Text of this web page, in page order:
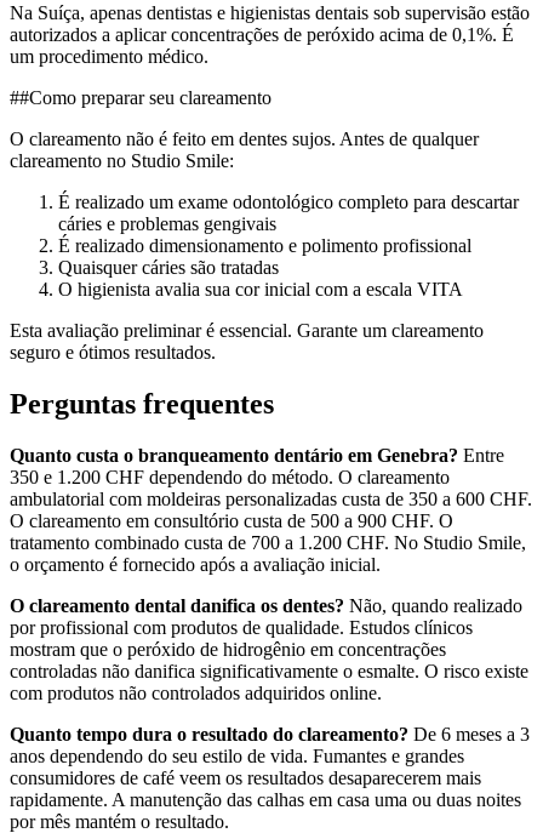
Na Suíça, apenas dentistas e higienistas dentais sob supervisão estão
autorizados a aplicar concentrações de peróxido acima de 0,1%. É
um procedimento médico.
##Como preparar seu clareamento
O clareamento não é feito em dentes sujos. Antes de qualquer
clareamento no Studio Smile:
É realizado um exame odontológico completo para descartar
cáries e problemas gengivais
É realizado dimensionamento e polimento profissional
Quaisquer cáries são tratadas
O higienista avalia sua cor inicial com a escala VITA
Esta avaliação preliminar é essencial. Garante um clareamento
seguro e ótimos resultados.
Perguntas frequentes
Quanto custa o branqueamento dentário em Genebra? Entre
350 e 1.200 CHF dependendo do método. O clareamento
ambulatorial com moldeiras personalizadas custa de 350 a 600 CHF.
O clareamento em consultório custa de 500 a 900 CHF. O
tratamento combinado custa de 700 a 1.200 CHF. No Studio Smile,
o orçamento é fornecido após a avaliação inicial.
O clareamento dental danifica os dentes? Não, quando realizado
por profissional com produtos de qualidade. Estudos clínicos
mostram que o peróxido de hidrogênio em concentrações
controladas não danifica significativamente o esmalte. O risco existe
com produtos não controlados adquiridos online.
Quanto tempo dura o resultado do clareamento? De 6 meses a 3
anos dependendo do seu estilo de vida. Fumantes e grandes
consumidores de café veem os resultados desaparecerem mais
rapidamente. A manutenção das calhas em casa uma ou duas noites
por mês mantém o resultado.